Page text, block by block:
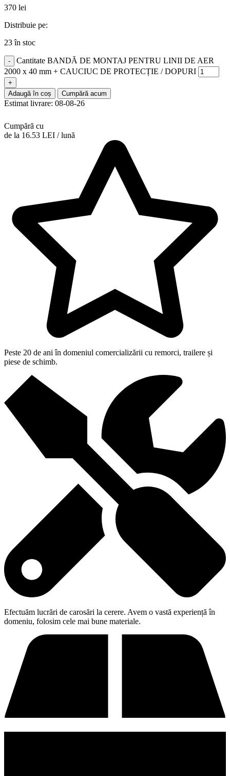
370 lei
Distribuie pe:
23 în stoc
Cantitate BANDĂ DE MONTAJ PENTRU LINII DE AER
2000 x 40 mm + CAUCIUC DE PROTECȚIE / DOPURI
Adaugă în coș Cumpără acum
Estimat livrare: 08-08-26
Cumpără cu
de la 16.53 LEI / lună
Peste 20 de ani în domeniul comercializării cu remorci, trailere și
piese de schimb.
Efectuăm lucrări de carosări la cerere. Avem o vastă experiență în
domeniu, folosim cele mai bune materiale.